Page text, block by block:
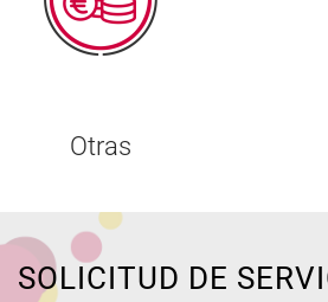
Otras
SOLICITUD DE